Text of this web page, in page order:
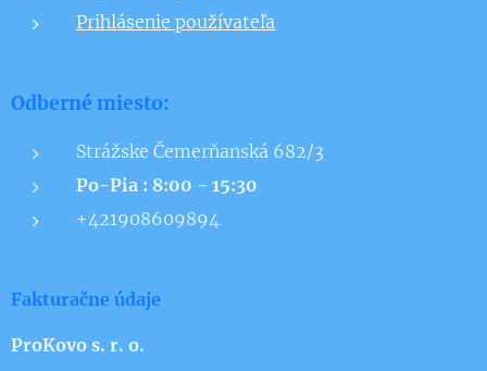
Prihlásenie používateľa
Odberné miesto:
Strážske Čemerňanská 682/3
Po-Pia : 8:00 - 15:30
+421908609894
Fakturačne údaje
ProKovo s. r. o.